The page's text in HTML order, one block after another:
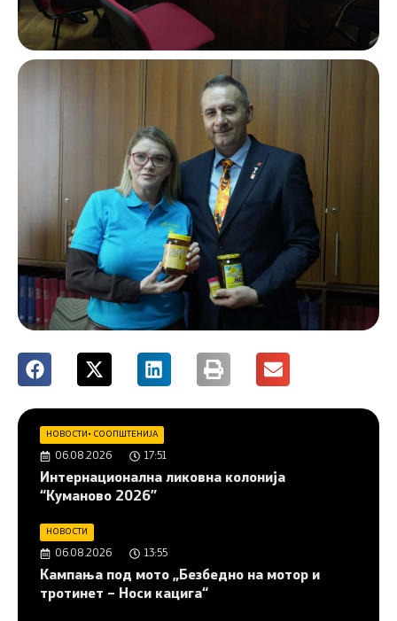
НОВОСТИ• СООПШТЕНИЈА
06.08.2026 17:51
Интернационална ликовна колонија
“Куманово 2026”
НОВОСТИ
06.08.2026 13:55
Кампања под мото „Безбедно на мотор и
тротинет – Носи кацига“